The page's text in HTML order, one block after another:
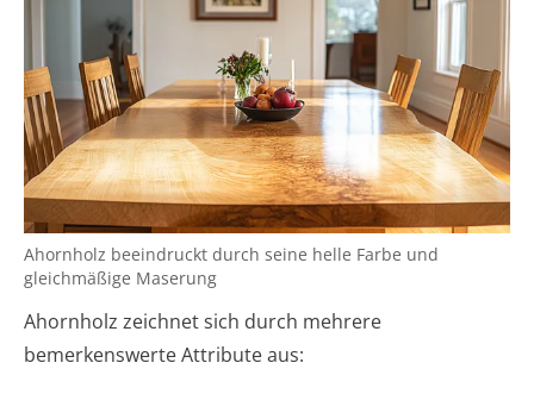
Ahornholz beeindruckt durch seine helle Farbe und
gleichmäßige Maserung
Ahornholz zeichnet sich durch mehrere
bemerkenswerte Attribute aus: